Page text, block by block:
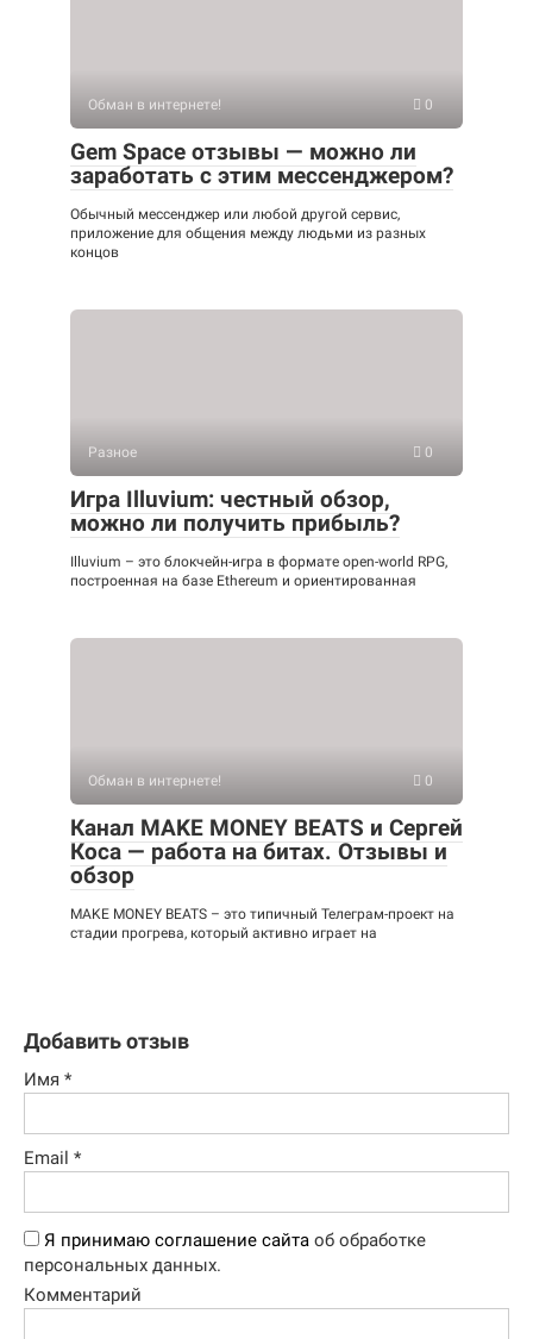
Обман в интернете! 0
Gem Space отзывы — можно ли
заработать с этим мессенджером?
Обычный мессенджер или любой другой сервис,
приложение для общения между людьми из разных
концов
Разное 0
Игра Illuvium: честный обзор,
можно ли получить прибыль?
Illuvium – это блокчейн-игра в формате open-world RPG,
построенная на базе Ethereum и ориентированная
Обман в интернете! 0
Канал MAKE MONEY BEATS и Сергей
Коса — работа на битах. Отзывы и
обзор
MAKE MONEY BEATS – это типичный Телеграм-проект на
стадии прогрева, который активно играет на
Добавить отзыв
Имя *
Email *
Я принимаю соглашение сайта об обработке
персональных данных.
Комментарий